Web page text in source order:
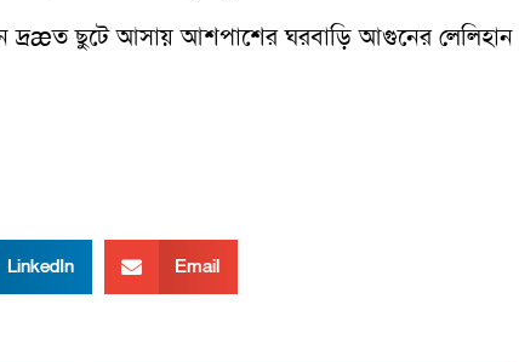
দ্রæত ছুটে আসায় আশপাশের ঘরবাড়ি আগুনের লেলিহান
LinkedIn Email